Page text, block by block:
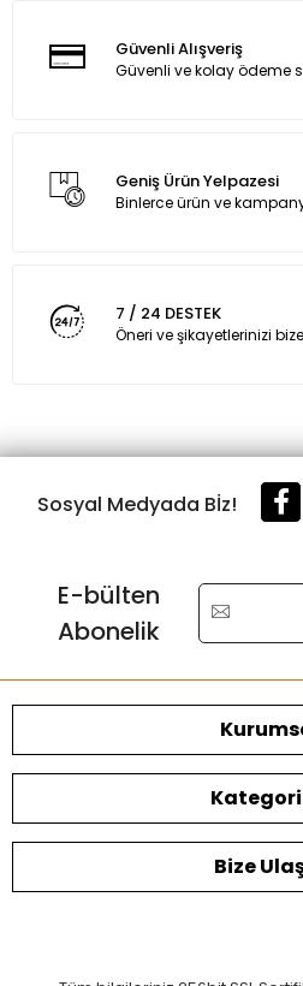
Güvenli Alışveriş
Güvenli ve kolay ödeme
Geniş Ürün Yelpazesi
Binlerce ürün ve
7 / 24 DESTEK
Öneri ve şikayetlerinizi
Sosyal Medyada Bİz!
E-bülten
Abonelik
Bize